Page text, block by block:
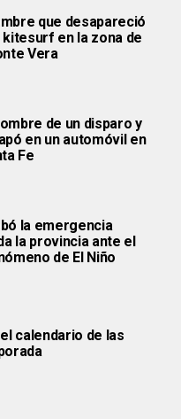
que desapareció
en la zona de
Vera
de un disparo y
en un automóvil en
Fe
la emergencia
la provincia ante el
de El Niño
calendario de las